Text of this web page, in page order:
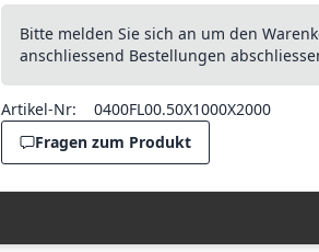
Bitte melden Sie sich an um den
anschliessend Bestellungen
Artikel-Nr:
0400FL00.50X1000X2000
Fragen zum Produkt